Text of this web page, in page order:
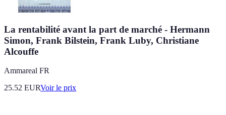
La rentabilité avant la part de marché - Hermann
Simon, Frank Bilstein, Frank Luby, Christiane
Alcouffe
Ammareal FR
25.52 EURVoir le prix